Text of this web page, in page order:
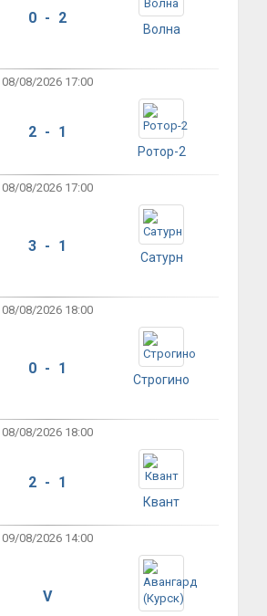
0 - 2
Волна
08/08/2026 17:00
2 - 1
Ротор-2
08/08/2026 17:00
3 - 1
Сатурн
08/08/2026 18:00
0 - 1
Строгино
08/08/2026 18:00
2 - 1
Квант
09/08/2026 14:00
V